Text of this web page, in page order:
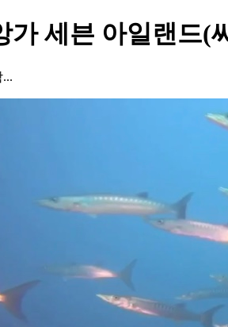
가 세븐 아일랜드(